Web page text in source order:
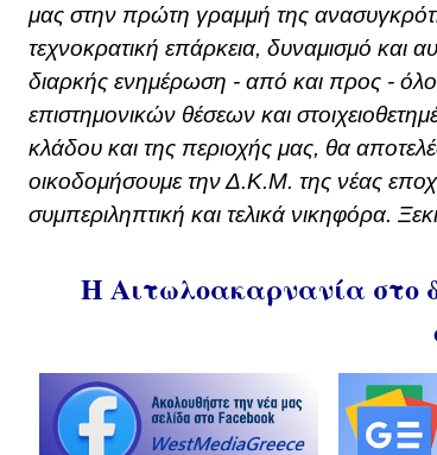
μας στην πρώτη γραμμή της
τεχνοκρατική επάρκεια, δυναμισμό
διαρκής ενημέρωση - από και προς -
επιστημονικών θέσεων και
κλάδου και της περιοχής μας, θα
οικοδομήσουμε την Δ.Κ.Μ. της νέας
συμπεριληπτική και τελικά νικηφόρα.
Η Αιτωλοακαρνανία στο